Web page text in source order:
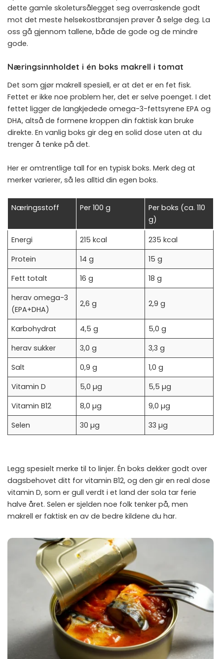
dette gamle skoletursålegget seg overraskende godt
mot det meste helsekostbransjen prøver å selge deg. La
oss gå gjennom tallene, både de gode og de mindre
gode.
Næringsinnholdet i én boks makrell i tomat
Det som gjør makrell spesiell, er at det er en fet fisk.
Fettet er ikke noe problem her, det er selve poenget. I det
fettet ligger de langkjedede omega-3-fettsyrene EPA og
DHA, altså de formene kroppen din faktisk kan bruke
direkte. En vanlig boks gir deg en solid dose uten at du
trenger å tenke på det.
Her er omtrentlige tall for en typisk boks. Merk deg at
merker varierer, så les alltid din egen boks.
Næringsstoff Per 100 g
Per boks (ca. 110
g)
Energi 215 kcal
235 kcal
Protein
14 g
15 g
Fett totalt
16 g
18 g
herav omega-3
(EPA+DHA)
2,6 g 2,9 g
Karbohydrat 4,5 g
5,0 g
herav sukker
3,0 g
3,3 g
Salt
0,9 g
1,0 g
Vitamin D
5,0 µg
5,5 µg
Vitamin B12
8,0 µg
9,0 µg
Selen
30 µg 33 µg
Legg spesielt merke til to linjer. Én boks dekker godt over
dagsbehovet ditt for vitamin B12, og den gir en real dose
vitamin D, som er gull verdt i et land der sola tar ferie
halve året. Selen er sjelden noe folk tenker på, men
makrell er faktisk en av de bedre kildene du har.